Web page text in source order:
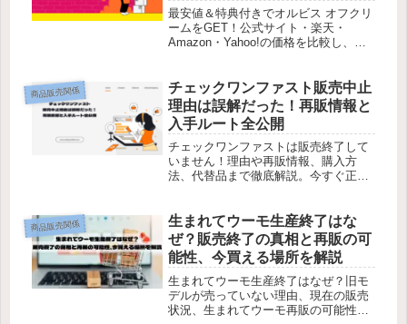
最安値＆特典付きでオルビス オフクリ
ームをGET！公式サイト・楽天・
Amazon・Yahoo!の価格を比較し、一
商品販売関係
チェックワンファスト販売中止
理由は誤解だった！再販情報と
入手ルート全公開
チェックワンファストは販売終了して
いません！理由や再販情報、購入方
法、代替品まで徹底解説。今すぐ正し
商品販売関係
生まれてウーモ生産終了はな
ぜ？販売終了の真相と再販の可
能性、今買える場所を解説
生まれてウーモ生産終了はなぜ？旧モ
デルが売っていない理由、現在の販売
状況、生まれてウーモ再販の可能性、